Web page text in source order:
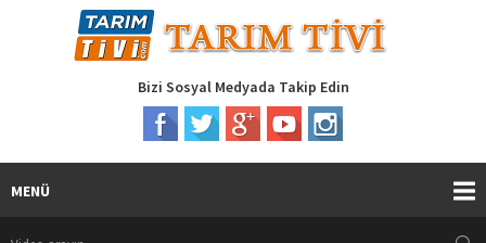
Bizi Sosyal Medyada Takip Edin
MENÜ